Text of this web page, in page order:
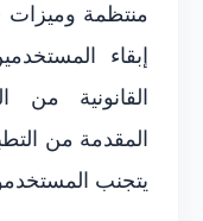
منتظمة
إبقاء
القانونية من
المقدمة من
يتجنب